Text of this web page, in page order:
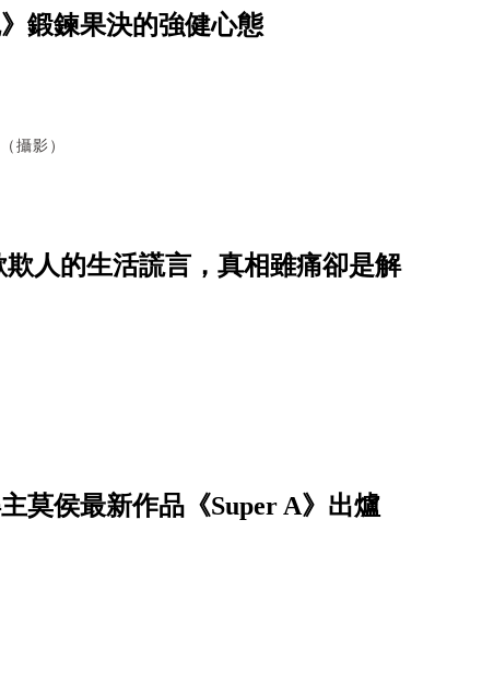
鍛鍊果決的強健心態
攝影）
欺人的生活謊言，真相雖痛卻是解
莫侯最新作品《Super A》出爐